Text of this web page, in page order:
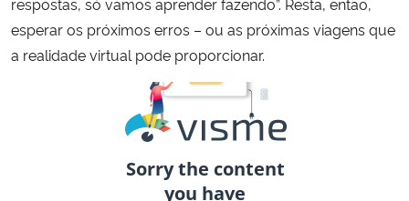
esperar os próximos erros – ou as próximas viagens que
a realidade virtual pode proporcionar.